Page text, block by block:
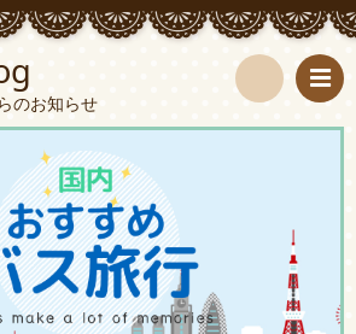
のお知らせ
検